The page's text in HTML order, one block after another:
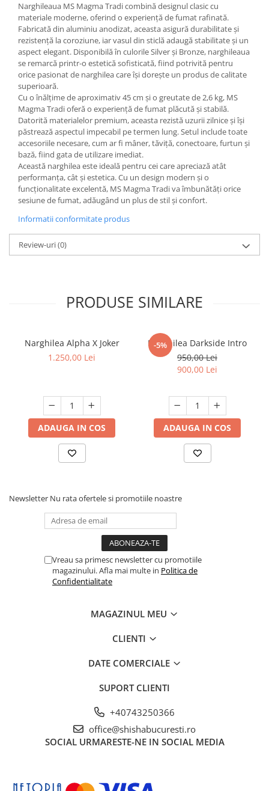
Narghileaua MS Magma Tradi combină designul clasic cu
materiale moderne, oferind o experiență de fumat rafinată.
Fabricată din aluminiu anodizat, aceasta asigură durabilitate și
rezistență la coroziune, iar vasul din sticlă adaugă stabilitate și un
aspect elegant. Disponibilă în culorile Silver și Bronze, narghileaua
se remarcă printr-o estetică sofisticată, fiind potrivită pentru
orice pasionat de narghilea care își dorește un produs de calitate
superioară.
Cu o înălțime de aproximativ 45 cm și o greutate de 2,6 kg, MS
Magma Tradi oferă o experiență de fumat plăcută și stabilă.
Datorită materialelor premium, aceasta rezistă uzurii zilnice și își
păstrează aspectul impecabil pe termen lung. Setul include toate
accesoriile necesare, cum ar fi mâner, tăviță, conectoare, furtun și
bază, fiind gata de utilizare imediat.
Această narghilea este ideală pentru cei care apreciază atât
performanța, cât și estetica. Cu un design modern și o
funcționalitate excelentă, MS Magma Tradi va îmbunătăți orice
sesiune de fumat, adăugând un plus de stil și confort.
Informatii conformitate produs
Review-uri(0)
PRODUSE SIMILARE
Narghilea Alpha X Joker
1.250,00 Lei
ADAUGA IN COS
-5%
Narghilea Darkside Intro
950,00 Lei
900,00 Lei
ADAUGA IN COS
Newsletter Nu rata ofertele si promotiile noastre
Vreau sa primesc newsletter cu promotiile
magazinului. Afla mai multe in Politica de
Confidentialitate
MAGAZINUL MEU
CLIENTI
DATE COMERCIALE
SUPORT CLIENTI
+40743250366
office@shishabucuresti.ro
SOCIAL URMARESTE-NE IN SOCIAL MEDIA